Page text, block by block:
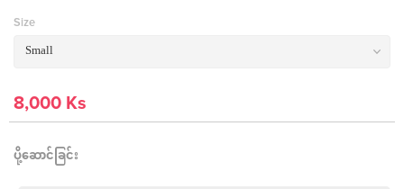
Size
8,000 Ks
ပို့ဆောင်ခြင်း